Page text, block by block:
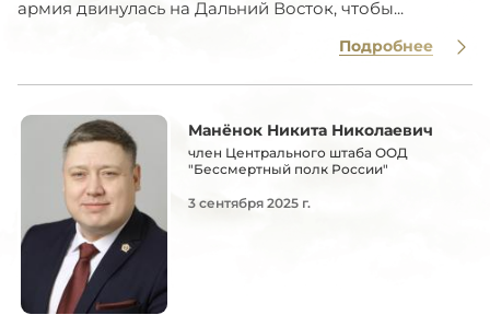
армия двинулась на Дальний Восток, чтобы...
Подробнее
Манёнок Никита Николаевич
член Центрального штаба ООД
"Бессмертный полк России"
3 сентября 2025 г.